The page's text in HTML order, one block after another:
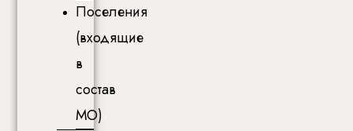
Поселения
(входящие
в
состав
МО)